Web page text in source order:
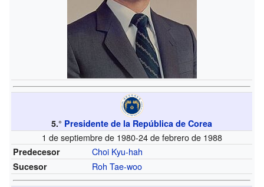
5.° Presidente de la República de Corea
1 de septiembre de 1980-24 de febrero de 1988
Predecesor Choi Kyu-hah
Sucesor Roh Tae-woo